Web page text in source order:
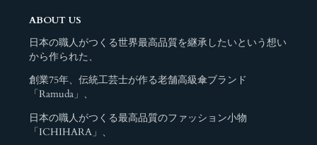
ABOUT US
日本の職人がつくる世界最高品質を継承したいという想い
から作られた、
創業75年、伝統工芸士が作る老舗高級傘ブランド
「Ramuda」、
日本の職人がつくる最高品質のファッション小物
「ICHIHARA」、